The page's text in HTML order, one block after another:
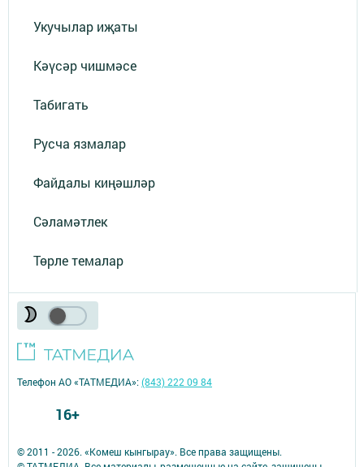
Укучылар иҗаты
Кәүсәр чишмәсе
Табигать
Русча язмалар
Файдалы киңәшләр
Сәламәтлек
Төрле темалар
© 2011 - 2026. «Комеш кынгырау». Все права защищены.
Телефон АО «ТАТМЕДИА»:(843) 222 09 84
16+